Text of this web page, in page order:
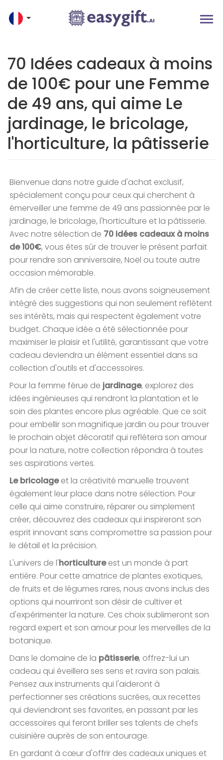
70 Idées cadeaux à moins
de 100€ pour une Femme
de 49 ans, qui aime Le
jardinage, le bricolage,
l'horticulture, la pâtisserie
Bienvenue dans notre guide d'achat exclusif,
spécialement conçu pour ceux qui cherchent à
émerveiller une femme de 49 ans passionnée par le
jardinage, le bricolage, l'horticulture et la pâtisserie.
Avec notre sélection de 70 idées cadeaux à moins
de 100€, vous êtes sûr de trouver le présent parfait
pour rendre son anniversaire, Noël ou toute autre
occasion mémorable.
Afin de créer cette liste, nous avons soigneusement
intégré des suggestions qui non seulement reflètent
ses intérêts, mais qui respectent également votre
budget. Chaque idée a été sélectionnée pour
maximiser le plaisir et l'utilité, garantissant que votre
cadeau deviendra un élément essentiel dans sa
collection d'outils et d'accessoires.
Pour la femme férue de jardinage, explorez des
idées ingénieuses qui rendront la plantation et le
soin des plantes encore plus agréable. Que ce soit
pour embellir son magnifique jardin ou pour trouver
le prochain objet décoratif qui reflétera son amour
pour la nature, notre collection répondra à toutes
ses aspirations vertes.
Le bricolageet la créativité manuelle trouvent
également leur place dans notre sélection. Pour
celle qui aime construire, réparer ou simplement
créer, découvrez des cadeaux qui inspireront son
esprit innovant sans compromettre sa passion pour
le détail et la précision.
L'univers de l'horticultureest un monde à part
entière. Pour cette amatrice de plantes exotiques,
de fruits et de légumes rares, nous avons inclus des
options qui nourriront son désir de cultiver et
d'expérimenter la nature. Ces choix sublimeront son
regard expert et son amour pour les merveilles de la
botanique.
Dans le domaine de la pâtisserie, offrez-lui un
cadeau qui éveillera ses sens et ravira son palais.
Pensez aux instruments qui l'aideront à
perfectionner ses créations sucrées, aux recettes
qui deviendront ses favorites, en passant par les
accessoires qui feront briller ses talents de chefs
cuisinière auprès de son entourage.
En gardant à cœur d'offrir des cadeaux uniques et